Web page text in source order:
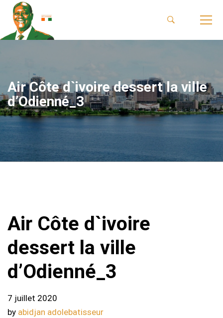
Air Côte d`ivoire dessert la ville
d’Odienné_3
Air Côte d`ivoire
dessert la ville
d’Odienné_3
7 juillet 2020
by abidjan adolebatisseur